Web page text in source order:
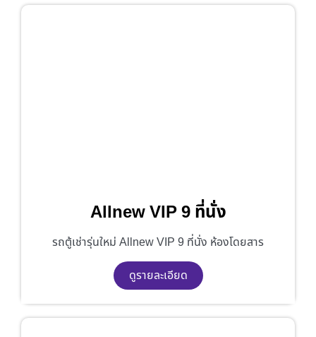
Allnew VIP 9 ที่นั่ง
รถตู้เช่ารุ่นใหม่ Allnew VIP 9 ที่นั่ง ห้องโดยสาร
ดูรายละเอียด